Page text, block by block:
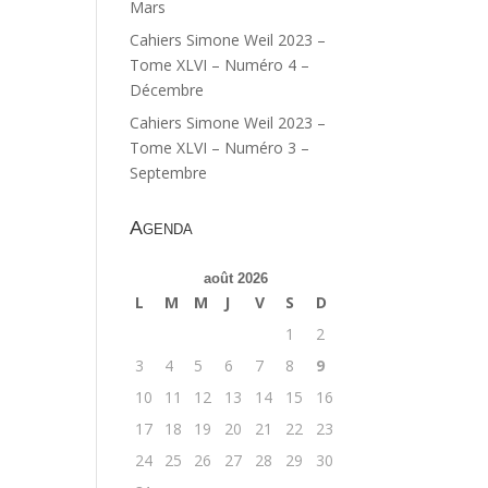
Mars
Cahiers Simone Weil 2023 –
Tome XLVI – Numéro 4 –
Décembre
Cahiers Simone Weil 2023 –
Tome XLVI – Numéro 3 –
Septembre
Agenda
août 2026
L M M J V S
D
1
2
3
4 5 6 7 8
9
10
11 12 13 14 15
16
17
18 19 20 21 22
23
24
25 26 27 28 29
30